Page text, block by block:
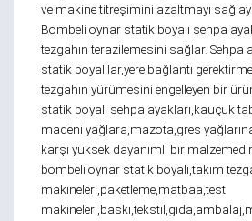
ve makine titreşimini azaltmayı
Bombeli oynar statik boyalı sehpa
tezgahın terazilemesini sağlar. Sehpa
statik boyalılar,yere bağlantı
tezgahın yürümesini engelleyen bir
statik boyalı sehpa ayakları,kauçuk
madeni yağlara,mazota,gres
karşı yüksek dayanımlı bir
bombeli oynar statik boyalı,takım
makineleri,paketleme,matbaa,test